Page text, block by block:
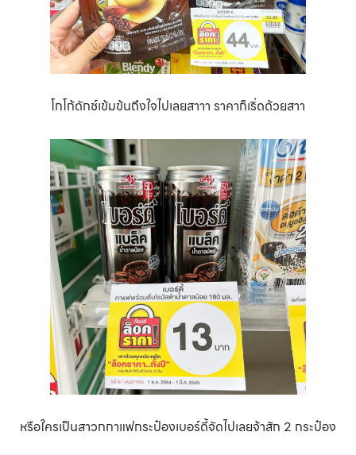
โกโก้ดักช์เข้มข้นถึงใจไปเลยสาาา ราคาก็เริ่ดด้วยสาา
หรือใครเป็นสาวกกาแฟกระป๋องเบอร์ดี้จัดไปเลยจ้าสัก 2 กระป๋อง